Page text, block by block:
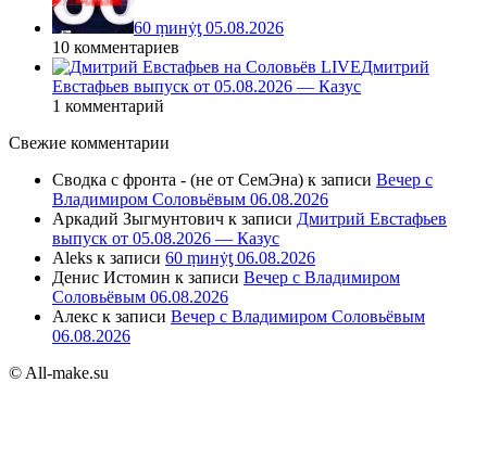
60 ṃинẏƫ 05.08.2026
10 комментариев
Дмитрий
Евстафьев выпуск от 05.08.2026 — Казус
1 комментарий
Свежие комментарии
Сводка с фронта - (не от СемЭна) к записи Вечер с
Владимиром Соловьёвым 06.08.2026
Аркадий Зыгмунтович к записи Дмитрий Евстафьев
выпуск от 05.08.2026 — Казус
Aleks к записи 60 ṃинẏƫ 06.08.2026
Денис Истомин к записи Вечер с Владимиром
Соловьёвым 06.08.2026
Алекс к записи Вечер с Владимиром Соловьёвым
06.08.2026
© All-make.su